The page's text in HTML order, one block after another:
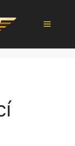
Menu